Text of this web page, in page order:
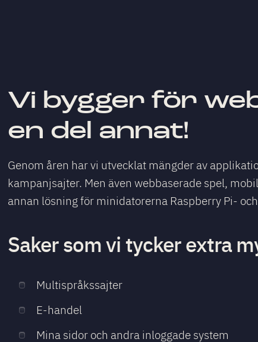
Vi bygger för
en del annat!
Genom åren har vi utvecklat mängder av
kampanjsajter. Men även webbaserade spel,
annan lösning för minidatorerna Raspberry Pi-
Saker som vi tycker extra
Multispråkssajter
E-handel
Mina sidor och andra inloggade system